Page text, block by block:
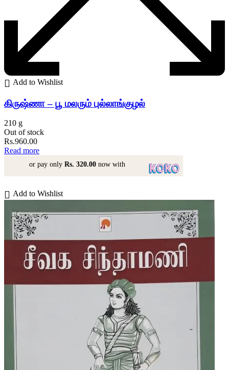
Add to Wishlist
கிருஷ்ணா – பூ மலரும் புல்லாங்குழல்
210 g
Out of stock
Rs.960.00
Read more
or pay only Rs. 320.00 now with
Add to Wishlist